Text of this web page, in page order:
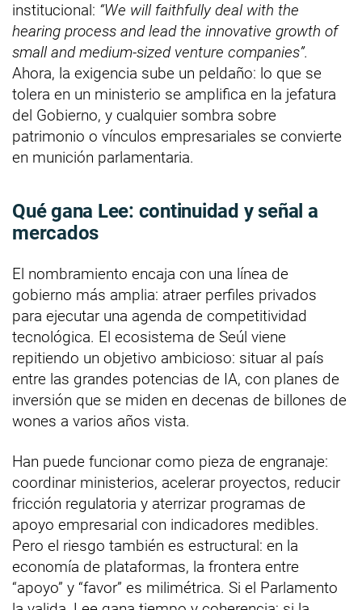
institucional: “We will faithfully deal with the
hearing process and lead the innovative growth of
small and medium-sized venture companies”.
Ahora, la exigencia sube un peldaño: lo que se
tolera en un ministerio se amplifica en la jefatura
del Gobierno, y cualquier sombra sobre
patrimonio o vínculos empresariales se convierte
en munición parlamentaria.
Qué gana Lee: continuidad y señal a
mercados
El nombramiento encaja con una línea de
gobierno más amplia: atraer perfiles privados
para ejecutar una agenda de competitividad
tecnológica. El ecosistema de Seúl viene
repitiendo un objetivo ambicioso: situar al país
entre las grandes potencias de IA, con planes de
inversión que se miden en decenas de billones de
wones a varios años vista.
Han puede funcionar como pieza de engranaje:
coordinar ministerios, acelerar proyectos, reducir
fricción regulatoria y aterrizar programas de
apoyo empresarial con indicadores medibles.
Pero el riesgo también es estructural: en la
economía de plataformas, la frontera entre
“apoyo” y “favor” es milimétrica. Si el Parlamento